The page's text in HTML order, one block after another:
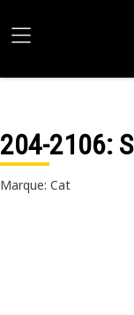
204-2106:
Marque: Cat